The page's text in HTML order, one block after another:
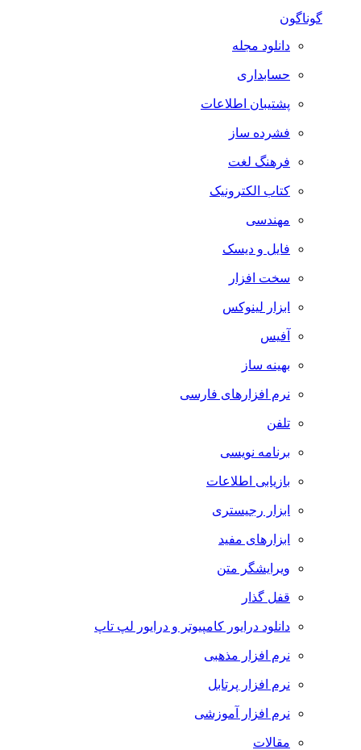
گوناگون
دانلود مجله
حسابداری
پشتیبان اطلاعات
فشرده ساز
فرهنگ لغت
کتاب الکترونیک
مهندسی
فایل و دیسک
سخت افزار
ابزار لینوکس
آفیس
بهینه ساز
نرم افزارهای فارسی
تلفن
برنامه نویسی
بازیابی اطلاعات
ابزار رجیستری
ابزارهای مفید
ویرایشگر متن
قفل گذار
دانلود درایور کامپیوتر و درایور لپ تاپ
نرم افزار مذهبی
نرم افزار پرتابل
نرم افزار آموزشی
مقالات